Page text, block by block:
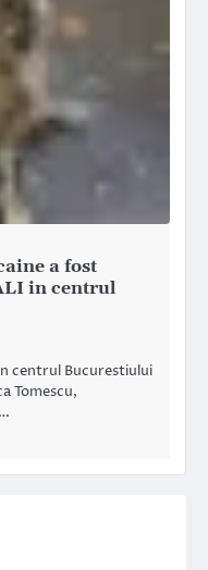
a fost
in centrul
centrul Bucurestiului
Tomescu,